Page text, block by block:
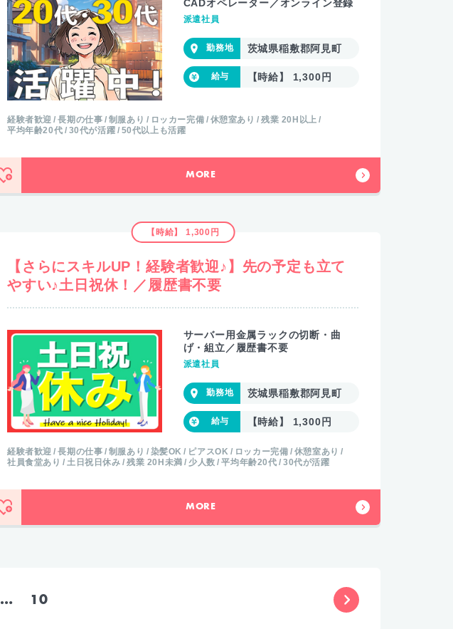
CADオペレーター／オンライン登録
派遣社員
茨城県稲敷郡阿見町
【時給】 1,300円
経験者歓迎 長期の仕事 制服あり ロッカー完備 休憩室あり
残業 20H以上
平均年齢20代
30代が活躍 50代以上も活躍
MORE
【時給】 1,300円
【さらにスキルUP！経験者歓迎♪】先の予定も立て
やすい♪土日祝休！／履歴書不要
サーバー用金属ラックの切断・曲
げ・組立／履歴書不要
派遣社員
茨城県稲敷郡阿見町
【時給】 1,300円
経験者歓迎 長期の仕事 制服あり 染髪OK ピアスOK ロッカー完備
休憩室あり
社員食堂あり
土日祝日休み 残業 20H未満 少人数 平均年齢20代 30代が活躍
MORE
… 10